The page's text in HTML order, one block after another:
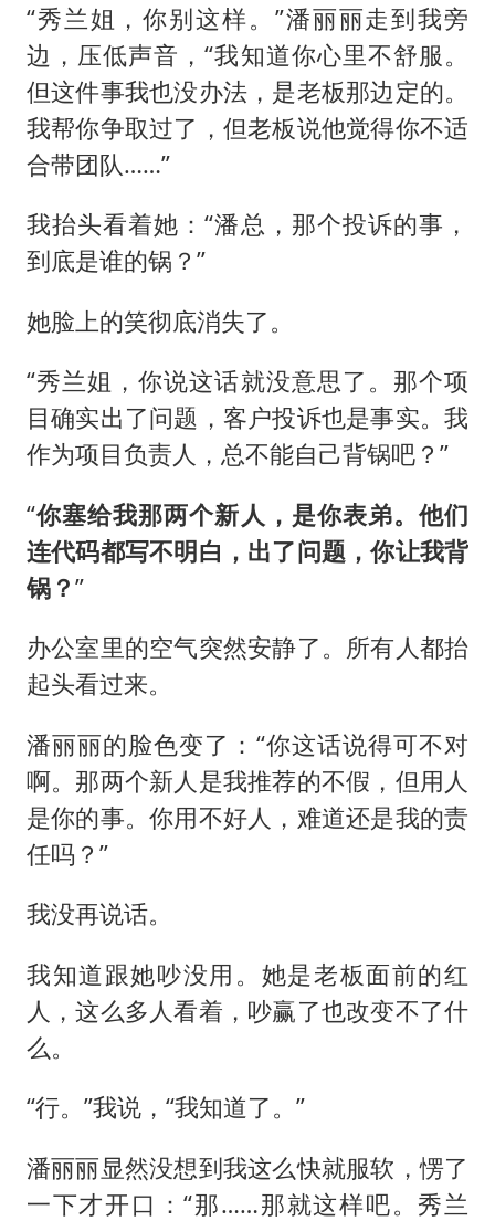
“秀兰姐，你别这样。”潘丽丽走到我旁
边，压低声音，“我知道你心里不舒服。
但这件事我也没办法，是老板那边定的。
我帮你争取过了，但老板说他觉得你不适
合带团队……”
我抬头看着她：“潘总，那个投诉的事，
到底是谁的锅？”
她脸上的笑彻底消失了。
“秀兰姐，你说这话就没意思了。那个项
目确实出了问题，客户投诉也是事实。我
作为项目负责人，总不能自己背锅吧？”
“你塞给我那两个新人，是你表弟。他们
连代码都写不明白，出了问题，你让我背
锅？”
办公室里的空气突然安静了。所有人都抬
起头看过来。
潘丽丽的脸色变了：“你这话说得可不对
啊。那两个新人是我推荐的不假，但用人
是你的事。你用不好人，难道还是我的责
任吗？”
我没再说话。
我知道跟她吵没用。她是老板面前的红
人，这么多人看着，吵赢了也改变不了什
么。
“行。”我说，“我知道了。”
潘丽丽显然没想到我这么快就服软，愣了
一下才开口：“那……那就这样吧。秀兰